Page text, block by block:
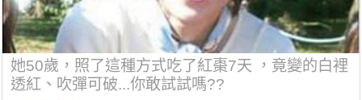
她50歲，照了這種方式吃了紅棗7天 ，竟變的白裡
透紅、吹彈可破...你敢試試嗎??